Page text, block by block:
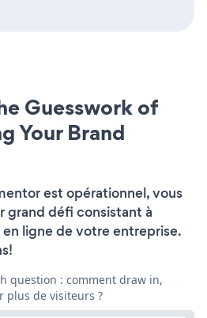
Guesswork of
Your Brand
est opérationnel, vous
grand défi consistant à
ligne de votre entreprise.
question : comment draw in,
plus de visiteurs ?